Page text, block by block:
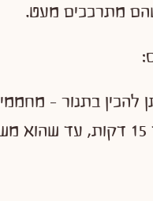
מתרככים מעט.